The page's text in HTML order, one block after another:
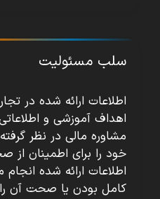
سلب مسئولیت
اطلاعات ارائه شده در
اهداف آموزشی و
مشاوره مالی در نظر
خود را برای اطمینان
اطلاعات ارائه شده
کامل بودن یا صحت آن